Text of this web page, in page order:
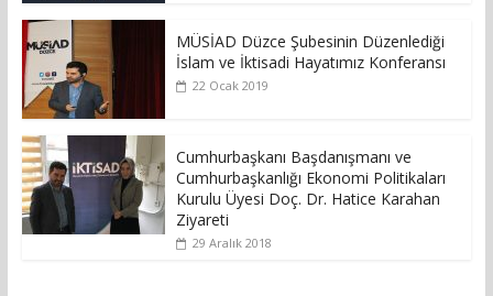
MÜSİAD Düzce Şubesinin Düzenlediği
İslam ve İktisadi Hayatımız Konferansı
22 Ocak 2019
Cumhurbaşkanı Başdanışmanı ve
Cumhurbaşkanlığı Ekonomi Politikaları
Kurulu Üyesi Doç. Dr. Hatice Karahan
Ziyareti
29 Aralık 2018